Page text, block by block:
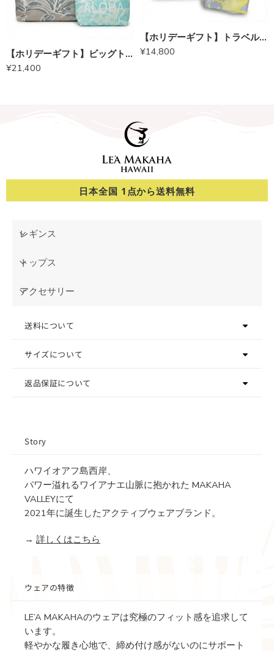
【ホリデーギフト】ビッグトート（チャイラテ）× まち付きポーチ（グリーン）
¥21,400
【ホリデーギフト】トラベルポーチ（イエロー）× ヨガマットタオル（イエロー）
¥14,800
日本全国 1点から送料無料
レギンス
トップス
アクセサリー
送料について
サイズについて
返品保証について
Story
ハワイオアフ島西岸、
パワー溢れるワイアナエ山脈に抱かれた MAKAHA
VALLEYにて
2021年に誕生したアクティブウェアブランド。
→ 詳しくはこちら
ウェアの特徴
LE’A MAKAHAのウェアは究極のフィット感を追求して
います。
軽やかな履き心地で、締め付け感がないのにサポート